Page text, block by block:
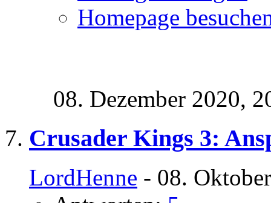
Homepage
08. Dezember 2020,
Crusader Kings 3:
LordHenne - 08.